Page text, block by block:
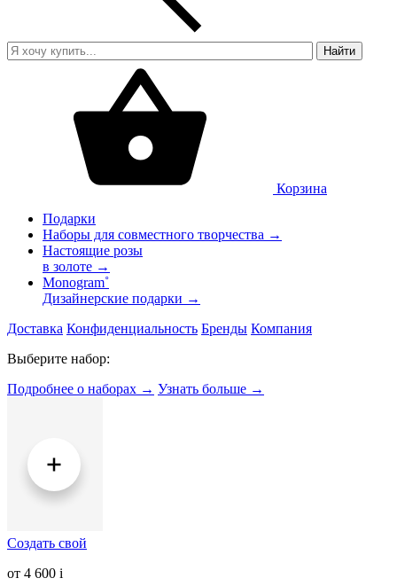
Найти
Корзина
Подарки
Наборы для совместного творчества →
Настоящие розы
в золоте →
Monogram˚
Дизайнерские подарки →
Доставка Конфиденциальность Бренды Компания
Выберите набор:
Подробнее о наборах → Узнать больше →
Создать свой
от 4 600 i